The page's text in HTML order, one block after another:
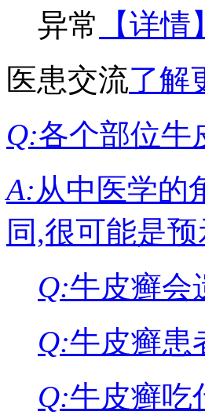
异常
【详情】
医患交流了解
Q:各个部位牛
A:从中医学的
同,很可能是
Q:牛皮癣会
Q:牛皮癣患
Q:牛皮癣吃